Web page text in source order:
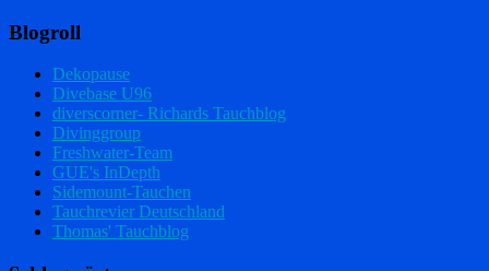
Blogroll
Dekopause
Divebase U96
diverscorner- Richards Tauchblog
Divinggroup
Freshwater-Team
GUE's InDepth
Sidemount-Tauchen
Tauchrevier Deutschland
Thomas' Tauchblog